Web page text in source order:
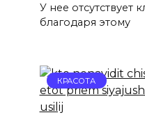
У нее отсутствует
благодаря этому
КРАСОТА